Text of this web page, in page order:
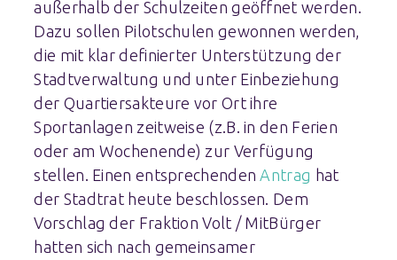
außerhalb der Schulzeiten geöffnet werden.
Dazu sollen Pilotschulen gewonnen werden,
die mit klar definierter Unterstützung der
Stadtverwaltung und unter Einbeziehung
der Quartiersakteure vor Ort ihre
Sportanlagen zeitweise (z.B. in den Ferien
oder am Wochenende) zur Verfügung
stellen. Einen entsprechenden Antrag hat
der Stadtrat heute beschlossen. Dem
Vorschlag der Fraktion Volt / MitBürger
hatten sich nach gemeinsamer